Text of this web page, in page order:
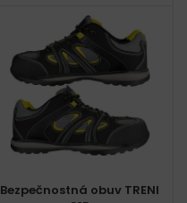
Bezpečnostná obuv TRENI